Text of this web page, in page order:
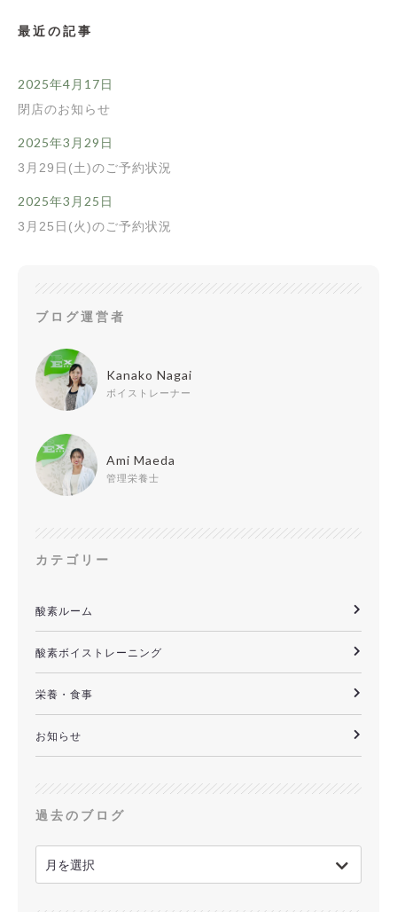
最近の記事
閉店のお知らせ
2025年4月17日
3月29日(土)のご予約状況
2025年3月29日
3月25日(火)のご予約状況
2025年3月25日
ブログ運営者
Kanako Nagai
ボイストレーナー
Ami Maeda
管理栄養士
カテゴリー
お知らせ
栄養・食事
酸素ボイストレーニング
酸素ルーム
過去のブログ